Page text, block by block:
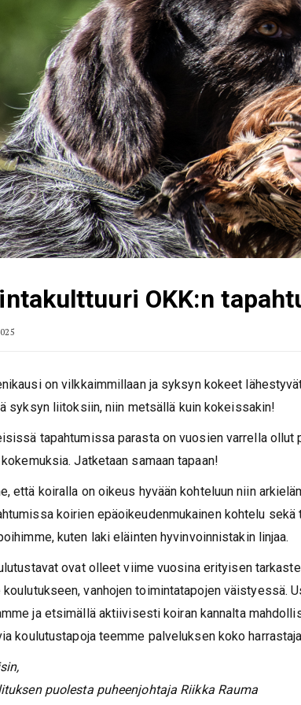
OKK:n
on vilkkaimmillaan ja syksyn kokeet
syksyn liitoksiin, niin metsällä kuin kokeissakin!
tapahtumissa parasta on vuosien varrella
Jatketaan samaan tapaan!
että koiralla on oikeus hyvään kohteluun niin
koirien epäoikeudenmukainen kohtelu
kuten laki eläinten hyvinvoinnistakin linjaa.
ovat olleet viime vuosina erityisen
vanhojen toimintatapojen väistyessä.
ja etsimällä aktiivisesti koiran kannalta
koulutustapoja teemme palveluksen koko
puolesta puheenjohtaja Riikka Rauma